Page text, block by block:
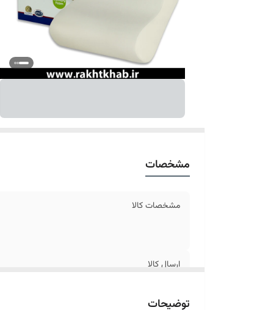
مشخصات
مشخصات کالا
ارسال کالا
توضیحات